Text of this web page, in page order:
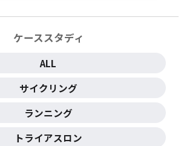
ケーススタディ
ALL
サイクリング
ランニング
トライアスロン